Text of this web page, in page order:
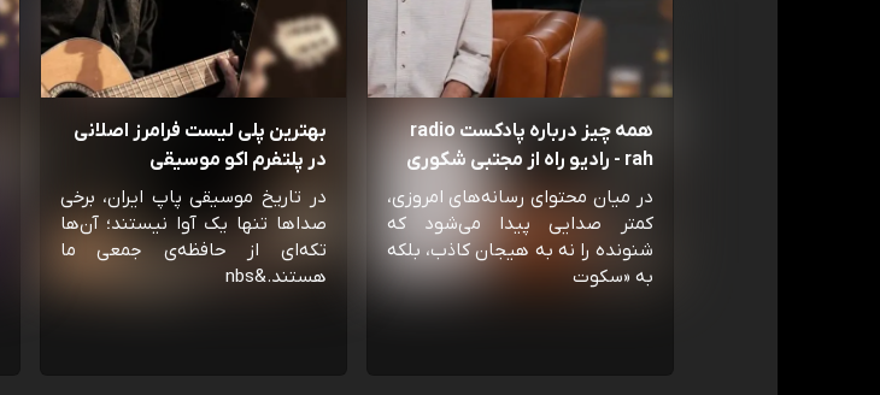
همه چیز درباره پادکست radio
rah - رادیو راه از مجتبی شکوری
در میان محتوای رسانه‌های امروزی،
کمتر صدایی پیدا می‌شود که
شنونده را نه به هیجان کاذب، بلکه
به «سکوت
بهترین پلی لیست فرامرز اصلانی
در پلتفرم اکو موسیقی
در تاریخ موسیقی پاپ ایران، برخی
صداها تنها یک آوا نیستند؛ آن‌ها
تکه‌ای از حافظه‌ی جمعی ما
هستند.&nbs